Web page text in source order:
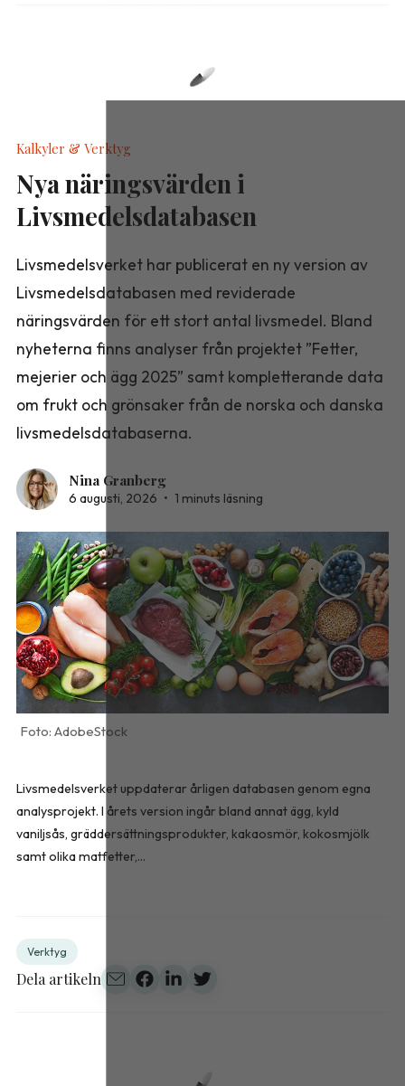
Kalkyler & Verktyg
Nya näringsvärden i
Livsmedelsdatabasen
Livsmedelsverket har publicerat en ny version av
Livsmedelsdatabasen med reviderade
näringsvärden för ett stort antal livsmedel. Bland
nyheterna finns analyser från projektet ”Fetter,
mejerier och ägg 2025” samt kompletterande data
om frukt och grönsaker från de norska och danska
livsmedelsdatabaserna.
Nina Granberg
6 augusti, 2026 • 1 minuts läsning
AdobeStock
Livsmedelsverket uppdaterar årligen databasen genom egna
analysprojekt. I årets version ingår bland annat ägg, kyld
vaniljsås, gräddersättningsprodukter, kakaosmör, kokosmjölk
samt olika matfetter,...
Verktyg
Dela artikeln